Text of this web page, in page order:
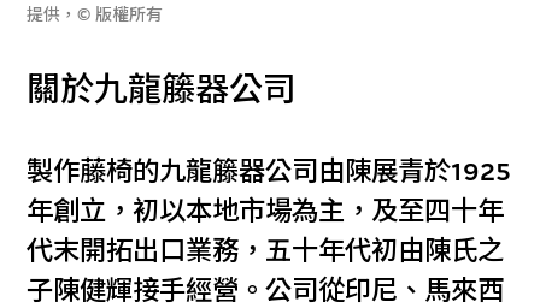
提供，© 版權所有
關於九龍籐器公司
製作藤椅的九龍籐器公司由陳展青於1925
年創立，初以本地市場為主，及至四十年
代末開拓出口業務，五十年代初由陳氏之
子陳健輝接手經營。公司從印尼、馬來西